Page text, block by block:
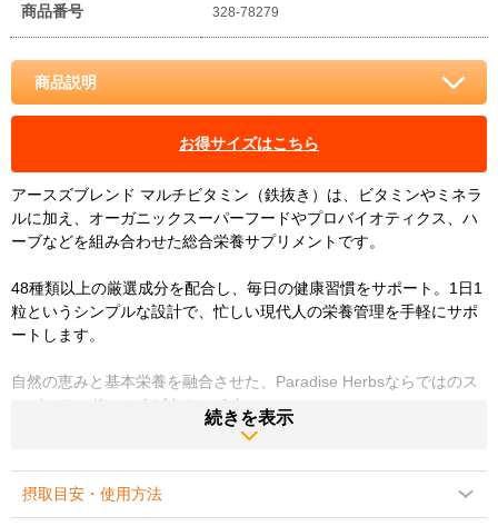
商品番号 328-78279
商品説明
お得サイズはこちら
アースズブレンド マルチビタミン（鉄抜き）は、ビタミンやミネラ
ルに加え、オーガニックスーパーフードやプロバイオティクス、ハ
ーブなどを組み合わせた総合栄養サプリメントです。
48種類以上の厳選成分を配合し、毎日の健康習慣をサポート。1日1
粒というシンプルな設計で、忙しい現代人の栄養管理を手軽にサポ
ートします。
自然の恵みと基本栄養を融合させた、Paradise Herbsならではのス
ーパーフードマルチビタミンです。
【アースズブレンド マルチビタミン（鉄抜き）の特長】
・48種類以上の厳選成分を配合
続きを表示
摂取目安・使用方法